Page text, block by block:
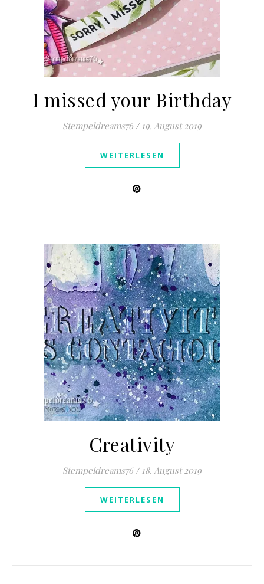
I missed your Birthday
Stempeldreams76 / 19. August 2019
WEITERLESEN
Creativity
Stempeldreams76 / 18. August 2019
WEITERLESEN